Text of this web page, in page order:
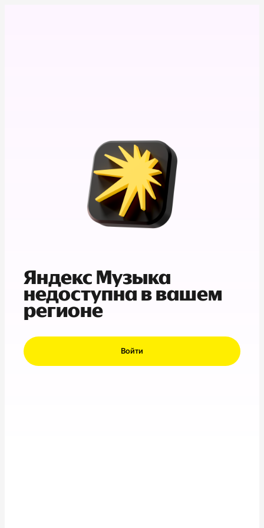
Яндекс Музыка
недоступна в вашем
регионе
Войти